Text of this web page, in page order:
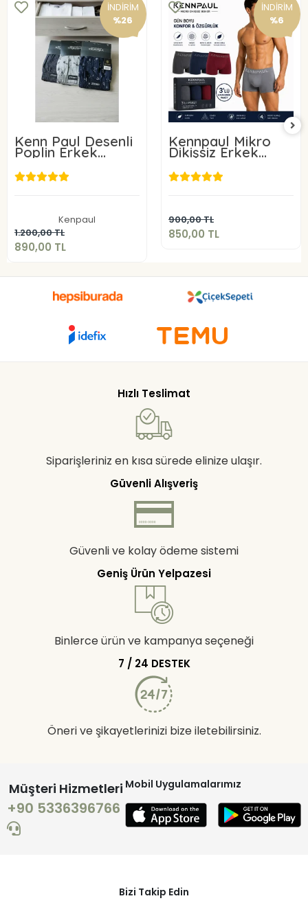
İNDİRİM
%26
Kenn Paul Desenli
Poplin Erkek
Boxer 6 Adet
Kenpaul
1.200,00 TL
890,00 TL
Sepete Ekle
İNDİRİM
%6
Kennpaul Mikro
Dikişsiz Erkek
Boxer 3 Lü Paket
900,00 TL
850,00 TL
850,00 TL
Hızlı Teslimat
Siparişleriniz en kısa sürede elinize ulaşır.
Güvenli Alışveriş
Güvenli ve kolay ödeme sistemi
Geniş Ürün Yelpazesi
Binlerce ürün ve kampanya seçeneği
7 / 24 DESTEK
Öneri ve şikayetlerinizi bize iletebilirsiniz.
Müşteri Hizmetleri
+90 5336396766
Mobil Uygulamalarımız
Bizi Takip Edin